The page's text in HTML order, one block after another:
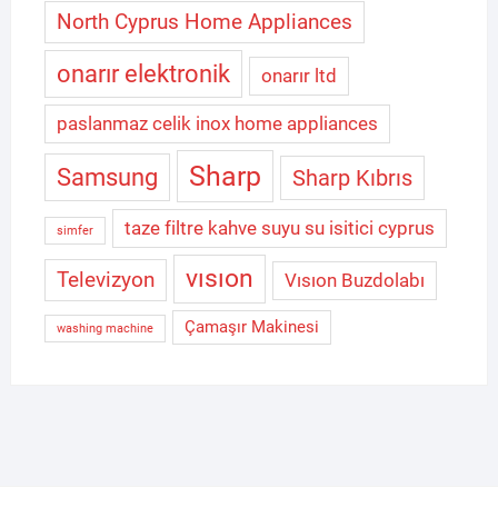
North Cyprus Home Appliances
onarır elektronik onarır ltd
paslanmaz celik inox home appliances
Samsung Sharp Sharp Kıbrıs
simfer taze filtre kahve suyu su isitici cyprus
Televizyon vısıon Vısıon Buzdolabı
washing machine Çamaşır Makinesi